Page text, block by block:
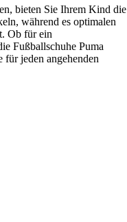
bieten Sie Ihrem Kind die
während es optimalen
Ob für ein
Fußballschuhe Puma
jeden angehenden